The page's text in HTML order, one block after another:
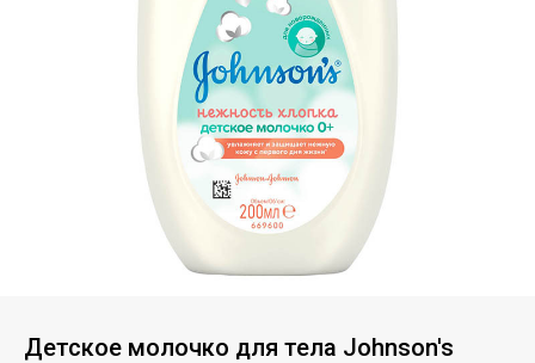
Детское молочко для тела Johnson's